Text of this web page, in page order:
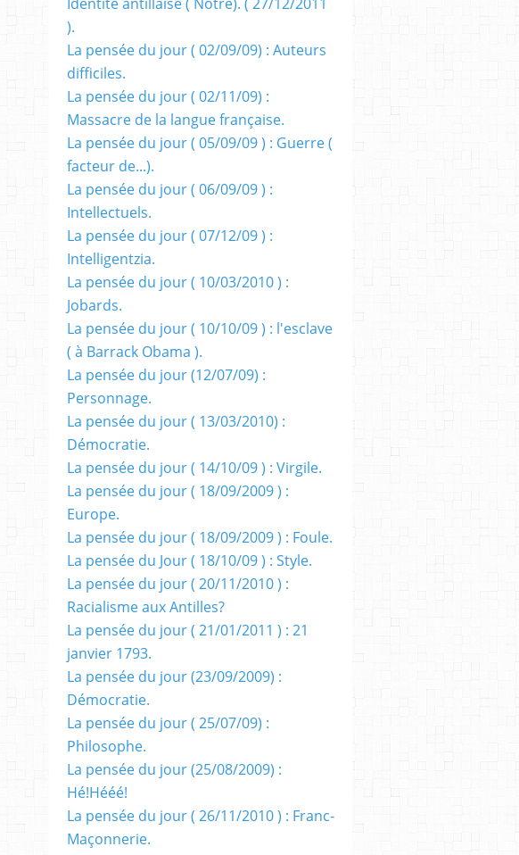
).
La pensée du jour ( 02/09/09) : Auteurs
difficiles.
La pensée du jour ( 02/11/09) :
Massacre de la langue française.
La pensée du jour ( 05/09/09 ) : Guerre (
facteur de...).
La pensée du jour ( 06/09/09 ) :
Intellectuels.
La pensée du jour ( 07/12/09 ) :
Intelligentzia.
La pensée du jour ( 10/03/2010 ) :
Jobards.
La pensée du jour ( 10/10/09 ) : l'esclave
( à Barrack Obama ).
La pensée du jour (12/07/09) :
Personnage.
La pensée du jour ( 13/03/2010) :
Démocratie.
La pensée du jour ( 14/10/09 ) : Virgile.
La pensée du jour ( 18/09/2009 ) :
Europe.
La pensée du jour ( 18/09/2009 ) : Foule.
La pensée du Jour ( 18/10/09 ) : Style.
La pensée du jour ( 20/11/2010 ) :
Racialisme aux Antilles?
La pensée du jour ( 21/01/2011 ) : 21
janvier 1793.
La pensée du jour (23/09/2009) :
Démocratie.
La pensée du jour ( 25/07/09) :
Philosophe.
La pensée du jour (25/08/2009) :
Hé!Hééé!
La pensée du jour ( 26/11/2010 ) : Franc-
Maçonnerie.